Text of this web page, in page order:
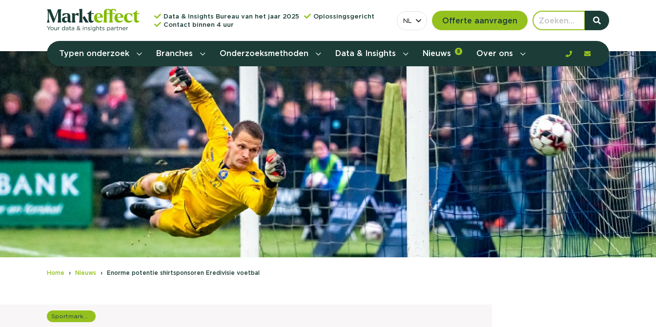
Data & Insights Bureau van het jaar 2025
Oplossingsgericht
Contact binnen 4 uur
NL Offerte aanvragen
Typen onderzoek
Behoefteonderzoek
Customer journey onderzoek
Customer value proposition
Doelgroeponderzoek
Naamsbekendheidonderzoek
Nationaal Studiekeuze
Onderzoek (NSKO)
Usage & attitude onderzoek
UX-onderzoek
Relevantere communicatie en aanbod door de
customer journey, de barrières en gedrag in kaart te
brengen. Benieuwd hoe?
Stefan Klomp
Client Consultant
Branches Onderzoeksmethoden Data & Insights Nieuws 8 Over ons
Home Nieuws Enorme potentie shirtsponsoren Eredivisie voetbal
Sportmarketing onderzoek